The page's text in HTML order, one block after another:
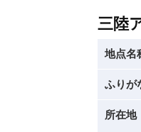
三陸
地点名
ふりが
所在地